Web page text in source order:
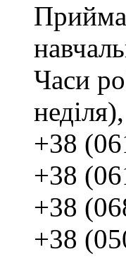
Часи
+38
+38
+38
+38